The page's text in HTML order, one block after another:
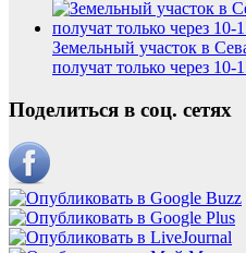
Земельный участок в
получат только через 10-
Поделиться в соц. сетях